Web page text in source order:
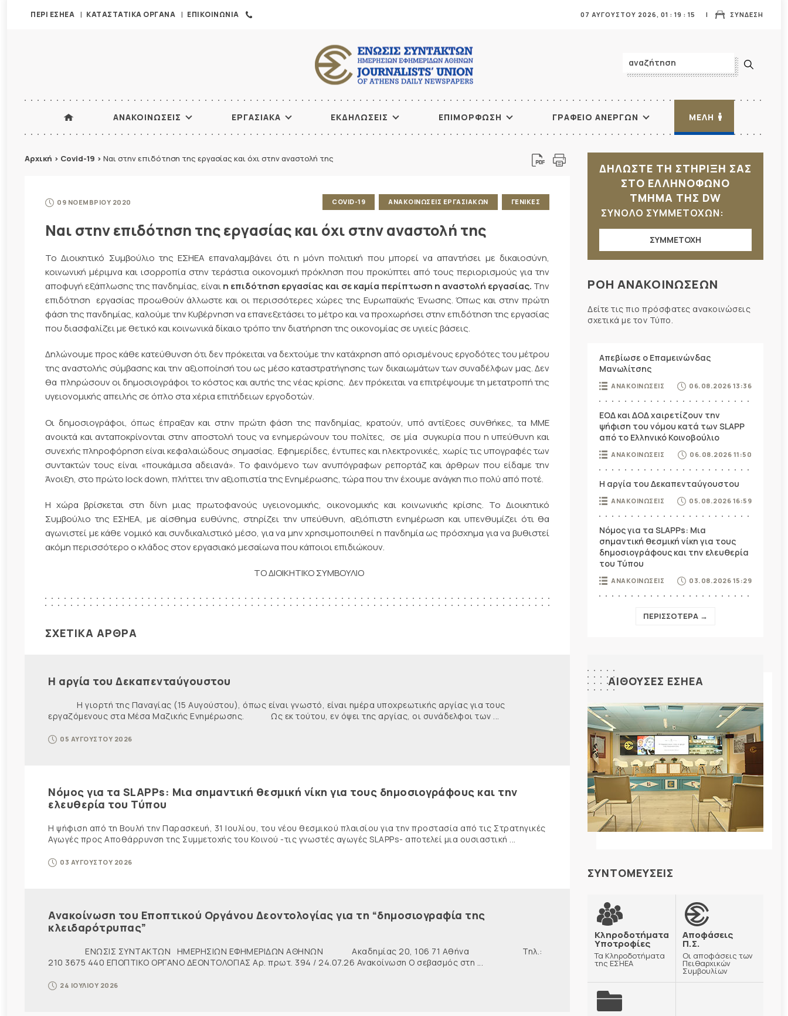
ΠΕΡΙ ΕΣΗΕΑ ΚΑΤΑΣΤΑΤΙΚΑ ΟΡΓΑΝΑ ΕΠΙΚΟΙΝΩΝΙΑ ΣΥΝΔΕΣΗ
07 ΑΥΓΟΥΣΤΟΥ 2026, 01 : 19 : 16
ΑΝΑΚΟΙΝΩΣΕΙΣ ΕΡΓΑΣΙΑΚΑ ΕΚΔΗΛΩΣΕΙΣ ΕΠΙΜΟΡΦΩΣΗ ΓΡΑΦΕΙΟ ΑΝΕΡΓΩΝ ΜΕΛΗ
Αρχική > Covid-19 > Ναι στην επιδότηση της εργασίας και όχι στην αναστολή της
09 ΝΟΕΜΒΡΙΟΥ 2020 COVID-19 ΑΝΑΚΟΙΝΩΣΕΙΣ ΕΡΓΑΣΙΑΚΩΝ ΓΕΝΙΚΕΣ
Ναι στην επιδότηση της εργασίας και όχι στην αναστολή της
Το Διοικητικό Συμβούλιο της ΕΣΗΕΑ επαναλαμβάνει ότι η μόνη πολιτική που μπορεί να απαντήσει με δικαιοσύνη,
κοινωνική μέριμνα και ισορροπία στην τεράστια οικονομική πρόκληση που προκύπτει από τους περιορισμούς για την
αποφυγή εξάπλωσης της πανδημίας, είναιη επιδότηση εργασίας και σε καμία περίπτωση η αναστολή εργασίας. Την
επιδότηση εργασίας προωθούν άλλωστε και οι περισσότερες χώρες της Ευρωπαϊκής Ένωσης. Όπως και στην πρώτη
φάση της πανδημίας, καλούμε την Κυβέρνηση να επανεξετάσει το μέτρο και να προχωρήσει στην επιδότηση της εργασίας
που διασφαλίζει με θετικό και κοινωνικά δίκαιο τρόπο την διατήρηση της οικονομίας σε υγιείς βάσεις.
Δηλώνουμε προς κάθε κατεύθυνση ότι δεν πρόκειται να δεχτούμε την κατάχρηση από ορισμένους εργοδότες του μέτρου
της αναστολής σύμβασης και την αξιοποίησή του ως μέσο καταστρατήγησης των δικαιωμάτων των συναδέλφων μας. Δεν
θα πληρώσουν οι δημοσιογράφοι το κόστος και αυτής της νέας κρίσης. Δεν πρόκειται να επιτρέψουμε τη μετατροπή της
υγειονομικής απειλής σε όπλο στα χέρια επιτήδειων εργοδοτών.
Οι δημοσιογράφοι, όπως έπραξαν και στην πρώτη φάση της πανδημίας, κρατούν, υπό αντίξοες συνθήκες, τα ΜΜΕ
ανοικτά και ανταποκρίνονται στην αποστολή τους να ενημερώνουν του πολίτες, σε μία συγκυρία που η υπεύθυνη και
συνεχής πληροφόρηση είναι κεφαλαιώδους σημασίας. Εφημερίδες, έντυπες και ηλεκτρονικές, χωρίς τις υπογραφές των
συντακτών τους είναι «πουκάμισα αδειανά». Το φαινόμενο των ανυπόγραφων ρεπορτάζ και άρθρων που είδαμε την
Άνοιξη, στο πρώτο lock dοwn, πλήττει την αξιοπιστία της Ενημέρωσης, τώρα που την έχουμε ανάγκη πιο πολύ από ποτέ.
Η χώρα βρίσκεται στη δίνη μιας πρωτοφανούς υγειονομικής, οικονομικής και κοινωνικής κρίσης. Το Διοικητικό
Συμβούλιο της ΕΣΗΕΑ, με αίσθημα ευθύνης, στηρίζει την υπεύθυνη, αξιόπιστη ενημέρωση και υπενθυμίζει ότι θα
αγωνιστεί με κάθε νομικό και συνδικαλιστικό μέσο, για να μην χρησιμοποιηθεί η πανδημία ως πρόσχημα για να βυθιστεί
ακόμη περισσότερο ο κλάδος στον εργασιακό μεσαίωνα που κάποιοι επιδιώκουν.
ΤΟ ΔΙΟΙΚΗΤΙΚΟ ΣΥΜΒΟΥΛΙΟ
ΣΧΕΤΙΚΑ ΑΡΘΡΑ
Η αργία του Δεκαπενταύγουστου
Η γιορτή της Παναγίας (15 Αυγούστου), όπως είναι γνωστό, είναι ημέρα υποχρεωτικής αργίας για τους
εργαζόμενους στα Μέσα Μαζικής Ενημέρωσης. Ως εκ τούτου, εν όψει της αργίας, οι συνάδελφοι των ...
05 ΑΥΓΟΥΣΤΟΥ 2026
Νόμος για τα SLAPPs: Μια σημαντική θεσμική νίκη για τους δημοσιογράφους και την
ελευθερία του Τύπου
Η ψήφιση από τη Βουλή την Παρασκευή, 31 Ιουλίου, του νέου θεσμικού πλαισίου για την προστασία από τις Στρατηγικές
Αγωγές προς Αποθάρρυνση της Συμμετοχής του Κοινού -τις γνωστές αγωγές SLAPPs- αποτελεί μια ουσιαστική ...
03 ΑΥΓΟΥΣΤΟΥ 2026
Ανακοίνωση του Εποπτικού Οργάνου Δεοντολογίας για τη “δημοσιογραφία της
κλειδαρότρυπας”
ΕΝΩΣΙΣ ΣΥΝΤΑΚΤΩΝ ΗΜΕΡΗΣΙΩΝ ΕΦΗΜΕΡΙΔΩΝ ΑΘΗΝΩΝ Ακαδημίας 20, 106 71 Αθήνα Τηλ.:
210 3675 440 ΕΠΟΠΤΙΚΟ ΟΡΓΑΝΟ ΔΕΟΝΤΟΛΟΓΙΑΣ Αρ. πρωτ. 394 / 24.07.26 Ανακοίνωση Ο σεβασμός στη ...
24 ΙΟΥΛΙΟΥ 2026
ΔΗΛΩΣΤΕ ΤΗ ΣΤΗΡΙΞΗ ΣΑΣ
ΣΤΟ ΕΛΛΗΝΟΦΩΝΟ
ΤΜΗΜΑ ΤΗΣ DW
ΣΥΝΟΛΟ ΣΥΜΜΕΤΟΧΩΝ:
ΣΥΜΜΕΤΟΧΗ
ΡΟΗ ΑΝΑΚΟΙΝΩΣΕΩΝ
Δείτε τις πιο πρόσφατες ανακοινώσεις
σχετικά με τον Τύπο.
Απεβίωσε ο Επαμεινώνδας
Μανωλίτσης
ΑΝΑΚΟΙΝΩΣΕΙΣ 06.08.2026 13:36
ΕΟΔ και ΔΟΔ χαιρετίζουν την
ψήφιση του νόμου κατά των SLAPP
από το Ελληνικό Κοινοβούλιο
ΑΝΑΚΟΙΝΩΣΕΙΣ 06.08.2026 11:50
Η αργία του Δεκαπενταύγουστου
ΑΝΑΚΟΙΝΩΣΕΙΣ 05.08.2026 16:59
Νόμος για τα SLAPPs: Μια
σημαντική θεσμική νίκη για τους
δημοσιογράφους και την ελευθερία
του Τύπου
ΑΝΑΚΟΙΝΩΣΕΙΣ 03.08.2026 15:29
ΠΕΡΙΣΣΟΤΕΡΑ →
ΑΙΘΟΥΣΕΣ ΕΣΗΕΑ
ΣΥΝΤΟΜΕΥΣΕΙΣ
Κληροδοτήματα
Υποτροφίες
Τα Κληροδοτήματα
της ΕΣΗΕΑ
Αποφάσεις
Π.Σ.
Οι αποφάσεις των
Πειθαρχικών
Συμβουλίων